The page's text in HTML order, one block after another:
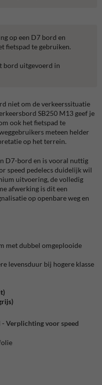
op een D7 bord en
fietspad te gebruiken.
bord uitgevoerd in
niet om de verkeerssituatie
SB250 M13 geef je
ook het fietspad te
meteen helder
op het terrein.
D7-bord en is vooral nuttig
speed pedelecs duidelijk wil
uitvoering, de volledig
afwerking is dit een
op openbare weg en
met dubbel omgeplooide
levensduur bij hogere klasse
Verplichting voor speed